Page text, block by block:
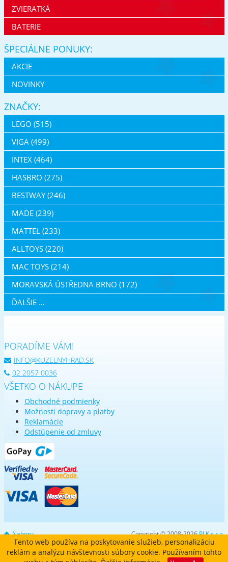
ZVIERATKÁ
BATERIE
ŠPECIÁLNE PONUKY:
AKCIE
NOVINKY
ZNAČKY:
LEGO (515)
VIGA (499)
INTEX (464)
HASBRO (275)
BESTWAY (246)
MADE (239)
MATTEL (233)
ALLTOYS (220)
MAC TOYS (214)
MORAVSKÁ ÚSTŘEDNA BRNO (172)
ĎALŠIE ...
PORADÍME VÁM!
INFO@KUZELNYHRAD.SK
02 2057 0036
VŠETKO O NÁKUPE
Obchodné podmienky
Možnosti dopravy a platby
Reklamácie
Odstúpenie od zmluvy
Nahoru Copyright © 2008-2026PLK s.r.o.
Tento web používa na poskytovanie služieb, personalizáciu
reklám a analýzu návštevnosti súbory cookie. Používaním tohto